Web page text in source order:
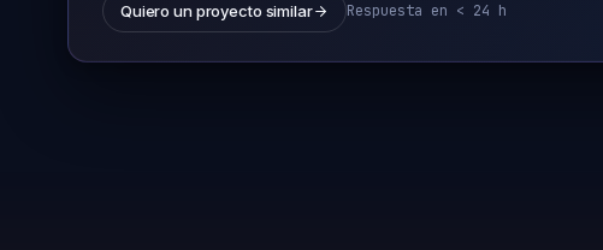
Quiero un proyecto similar Respuesta en < 24 h